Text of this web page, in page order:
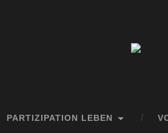
PARTIZIPATION LEBEN